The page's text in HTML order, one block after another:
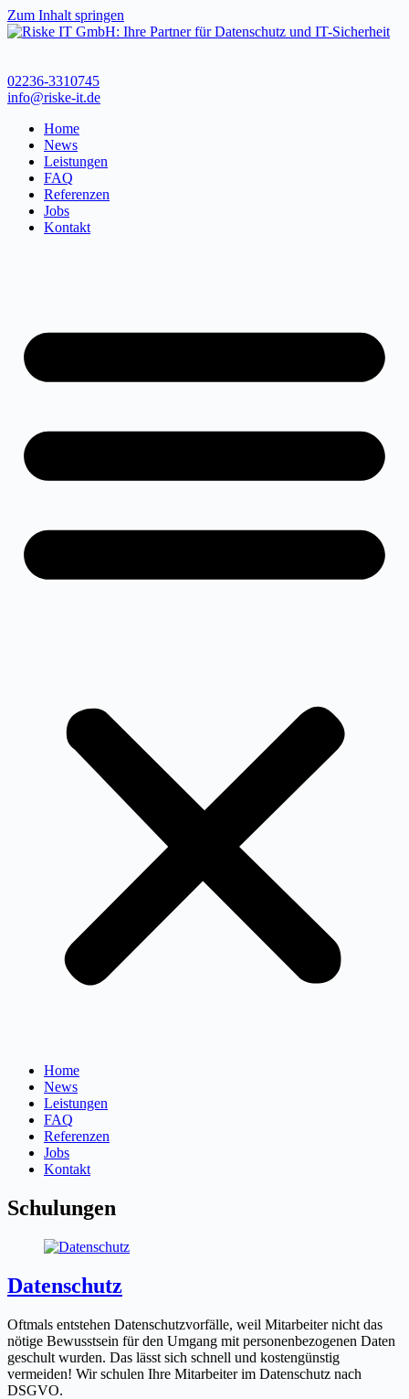
Zum Inhalt springen
02236-3310745
info@riske-it.de
Home
News
Leistungen
FAQ
Referenzen
Jobs
Kontakt
Home
News
Leistungen
FAQ
Referenzen
Jobs
Kontakt
Schulungen
Datenschutz
Oftmals entstehen Datenschutzvorfälle, weil Mitarbeiter nicht das
nötige Bewusstsein für den Umgang mit personenbezogenen Daten
geschult wurden. Das lässt sich schnell und kostengünstig
vermeiden! Wir schulen Ihre Mitarbeiter im Datenschutz nach
DSGVO.